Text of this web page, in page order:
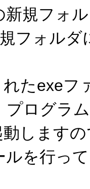
新規フォ
フォル
たexeフ
プログラ
します
を行っ